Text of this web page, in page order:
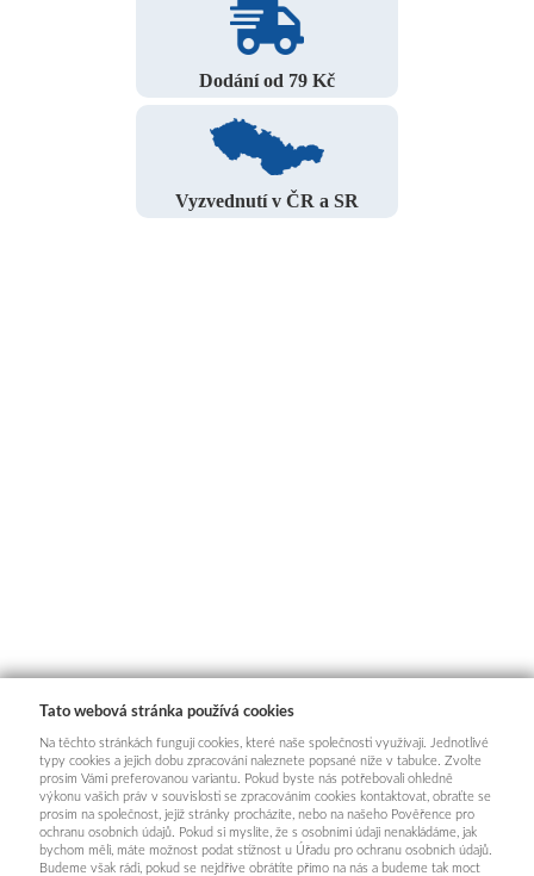
Dodání od 79 Kč
Vyzvednutí v ČR a SR
Tato webová stránka používá cookies
Na těchto stránkách fungují cookies, které naše společnosti využívají. Jednotlivé
typy cookies a jejich dobu zpracování naleznete popsané níže v tabulce. Zvolte
prosím Vámi preferovanou variantu. Pokud byste nás potřebovali ohledně
výkonu vašich práv v souvislosti se zpracováním cookies kontaktovat, obraťte se
prosím na společnost, jejíž stránky procházíte, nebo na našeho Pověřence pro
ochranu osobních údajů. Pokud si myslíte, že s osobními údaji nenakládáme, jak
bychom měli, máte možnost podat stížnost u Úřadu pro ochranu osobních údajů.
Budeme však rádi, pokud se nejdříve obrátíte přímo na nás a budeme tak moct